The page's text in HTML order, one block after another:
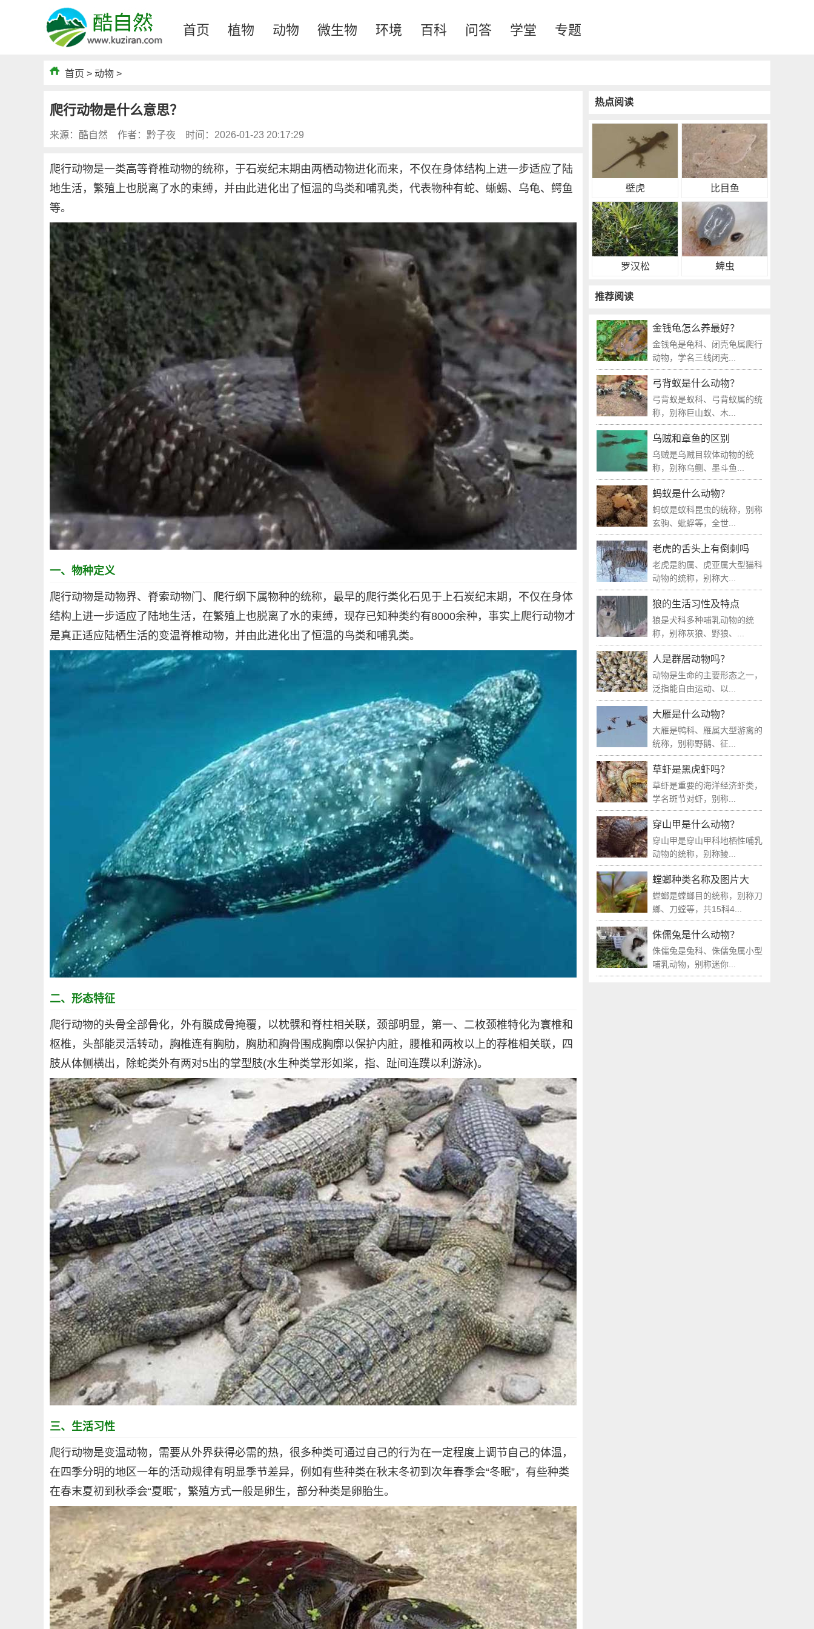
首页 植物 动物 微生物 环境 百科 问答 学堂 专题
首页 > 动物 >
爬行动物是什么意思？
来源：酷自然 作者：黔子夜 时间：2026-01-23 20:17:29
爬行动物是一类高等脊椎动物的统称，于石炭纪末期由两栖动物进化而来，不仅在身体结构上进一步适应了陆
地生活，繁殖上也脱离了水的束缚，并由此进化出了恒温的鸟类和哺乳类，代表物种有蛇、蜥蜴、乌龟、鳄鱼
等。
一、物种定义
爬行动物是动物界、脊索动物门、爬行纲下属物种的统称，最早的爬行类化石见于上石炭纪末期，不仅在身体
结构上进一步适应了陆地生活，在繁殖上也脱离了水的束缚，现存已知种类约有8000余种，事实上爬行动物才
是真正适应陆栖生活的变温脊椎动物，并由此进化出了恒温的鸟类和哺乳类。
二、形态特征
爬行动物的头骨全部骨化，外有膜成骨掩覆，以枕髁和脊柱相关联，颈部明显，第一、二枚颈椎特化为寰椎和
枢椎，头部能灵活转动，胸椎连有胸肋，胸肋和胸骨围成胸廓以保护内脏，腰椎和两枚以上的荐椎相关联，四
肢从体侧横出，除蛇类外有两对5出的掌型肢(水生种类掌形如桨，指、趾间连蹼以利游泳)。
三、生活习性
爬行动物是变温动物，需要从外界获得必需的热，很多种类可通过自己的行为在一定程度上调节自己的体温，
在四季分明的地区一年的活动规律有明显季节差异，例如有些种类在秋末冬初到次年春季会“冬眠”，有些种类
在春末夏初到秋季会“夏眠”，繁殖方式一般是卵生，部分种类是卵胎生。
热点阅读
壁虎 比目鱼
罗汉松 蜱虫
推荐阅读
金钱龟怎么养最好？
金钱龟是龟科、闭壳龟属爬行
动物，学名三线闭壳...
弓背蚁是什么动物？
弓背蚁是蚁科、弓背蚁属的统
称，别称巨山蚁、木...
乌贼和章鱼的区别
乌贼是乌贼目软体动物的统
称，别称乌鲗、墨斗鱼...
蚂蚁是什么动物？
蚂蚁是蚁科昆虫的统称，别称
玄驹、蚍蜉等，全世...
老虎的舌头上有倒刺吗
老虎是豹属、虎亚属大型猫科
动物的统称，别称大...
狼的生活习性及特点
狼是犬科多种哺乳动物的统
称，别称灰狼、野狼、...
人是群居动物吗？
动物是生命的主要形态之一，
泛指能自由运动、以...
大雁是什么动物？
大雁是鸭科、雁属大型游禽的
统称，别称野鹅、征...
草虾是黑虎虾吗？
草虾是重要的海洋经济虾类，
学名斑节对虾，别称...
穿山甲是什么动物？
穿山甲是穿山甲科地栖性哺乳
动物的统称，别称鲮...
螳螂种类名称及图片大
螳螂是螳螂目的统称，别称刀
螂、刀螳等，共15科4...
侏儒兔是什么动物？
侏儒兔是兔科、侏儒兔属小型
哺乳动物，别称迷你...